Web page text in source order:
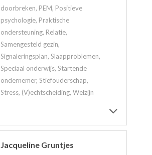
doorbreken, PEM, Positieve
psychologie, Praktische
ondersteuning, Relatie,
Samengesteld gezin,
Signaleringsplan, Slaapproblemen,
Speciaal onderwijs, Startende
ondernemer, Stiefouderschap,
Stress, (V)echtscheiding, Welzijn
Jacqueline Gruntjes